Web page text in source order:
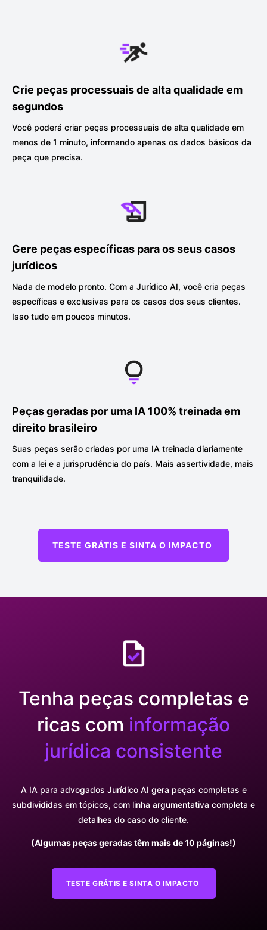
Crie peças processuais de alta qualidade em
segundos
Você poderá criar peças processuais de alta qualidade em
menos de 1 minuto, informando apenas os dados básicos da
peça que precisa.
Gere peças específicas para os seus casos
jurídicos
Nada de modelo pronto. Com a Jurídico AI, você cria peças
específicas e exclusivas para os casos dos seus clientes.
Isso tudo em poucos minutos.
Peças geradas por uma IA 100% treinada em
direito brasileiro
Suas peças serão criadas por uma IA treinada diariamente
com a lei e a jurisprudência do país. Mais assertividade, mais
tranquilidade.
TESTE GRÁTIS E SINTA O IMPACTO
Tenha peças completas e
ricas com informação
jurídica consistente
A IA para advogados Jurídico AI gera peças completas e
subdivididas em tópicos, com linha argumentativa completa e
detalhes do caso do cliente.
(Algumas peças geradas têm mais de 10 páginas!)
TESTE GRÁTIS E SINTA O IMPACTO